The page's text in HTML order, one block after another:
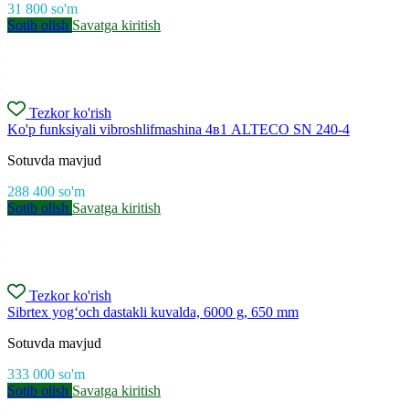
31 800 so'm
Sotib olish Savatga kiritish
Tezkor ko'rish
Ko'p funksiyali vibroshlifmashina 4в1 ALTECO SN 240-4
Sotuvda mavjud
288 400 so'm
Sotib olish Savatga kiritish
Tezkor ko'rish
Sibrtex yog‘och dastakli kuvalda, 6000 g, 650 mm
Sotuvda mavjud
333 000 so'm
Sotib olish Savatga kiritish